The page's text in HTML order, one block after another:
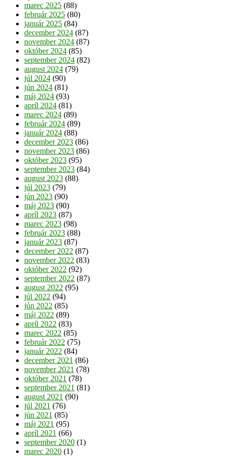
marec 2025 (88)
február 2025 (80)
január 2025 (84)
december 2024 (87)
november 2024 (87)
október 2024 (85)
september 2024 (82)
august 2024 (79)
júl 2024 (90)
jún 2024 (81)
máj 2024 (93)
apríl 2024 (81)
marec 2024 (89)
február 2024 (89)
január 2024 (88)
december 2023 (86)
november 2023 (86)
október 2023 (95)
september 2023 (84)
august 2023 (88)
júl 2023 (79)
jún 2023 (90)
máj 2023 (90)
apríl 2023 (87)
marec 2023 (98)
február 2023 (88)
január 2023 (87)
december 2022 (87)
november 2022 (83)
október 2022 (92)
september 2022 (87)
august 2022 (95)
júl 2022 (94)
jún 2022 (85)
máj 2022 (89)
apríl 2022 (83)
marec 2022 (85)
február 2022 (75)
január 2022 (84)
december 2021 (86)
november 2021 (78)
október 2021 (78)
september 2021 (81)
august 2021 (90)
júl 2021 (76)
jún 2021 (85)
máj 2021 (95)
apríl 2021 (66)
september 2020 (1)
marec 2020 (1)